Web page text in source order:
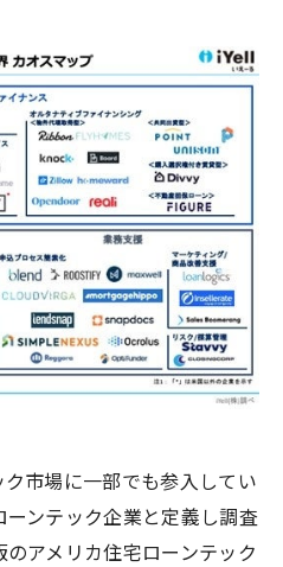
市場に一部でも参入してい
ンテック企業と定義し調査
アメリカ住宅ローンテック